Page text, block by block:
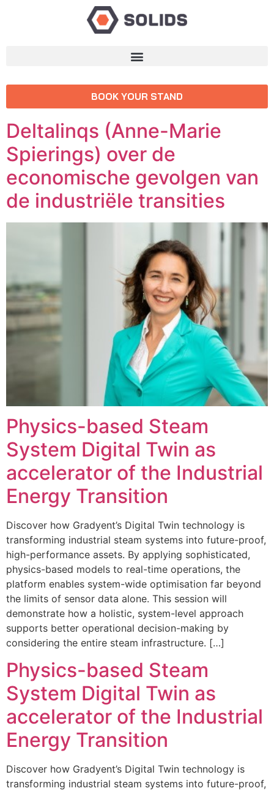
BOOK YOUR STAND
Deltalinqs (Anne-Marie
Spierings) over de
economische gevolgen van
de industriële transities
Physics-based Steam
System Digital Twin as
accelerator of the Industrial
Energy Transition
Discover how Gradyent’s Digital Twin technology is
transforming industrial steam systems into future-proof,
high-performance assets. By applying sophisticated,
physics-based models to real-time operations, the
platform enables system-wide optimisation far beyond
the limits of sensor data alone. This session will
demonstrate how a holistic, system-level approach
supports better operational decision-making by
considering the entire steam infrastructure. […]
Physics-based Steam
System Digital Twin as
accelerator of the Industrial
Energy Transition
Discover how Gradyent’s Digital Twin technology is
transforming industrial steam systems into future-proof,